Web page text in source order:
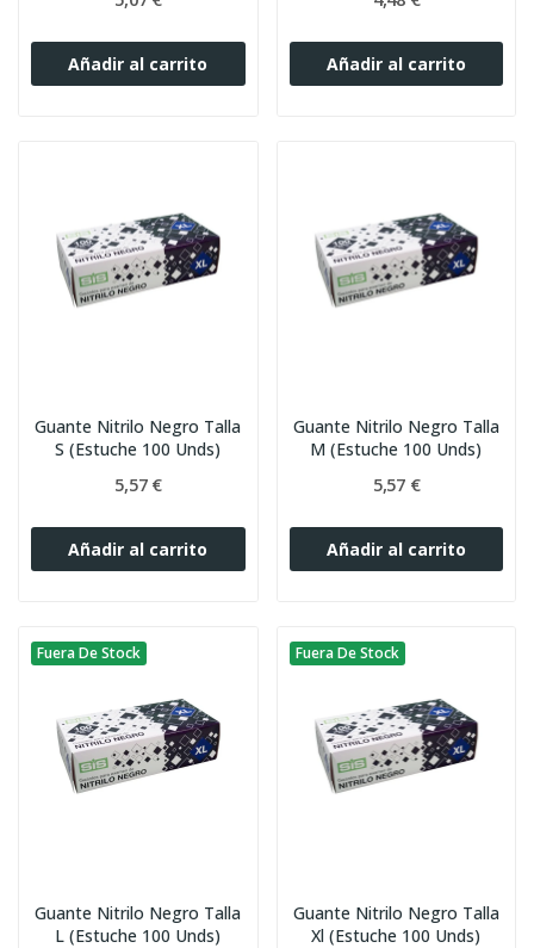
Añadir al carrito Añadir al carrito
Guante Nitrilo Negro Talla
S (Estuche 100 Unds)
5,57 €
Añadir al carrito
Guante Nitrilo Negro Talla
M (Estuche 100 Unds)
5,57 €
Añadir al carrito
Fuera De Stock
Guante Nitrilo Negro Talla
L (Estuche 100 Unds)
Fuera De Stock
Guante Nitrilo Negro Talla
Xl (Estuche 100 Unds)